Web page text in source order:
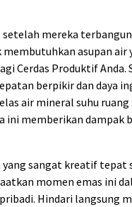
mereka
asupan air
Cerdas Produktif Anda.
berpikir dan daya
air mineral suhu
ini memberikan dampak
sangat kreatif tepat
momen emas ini
Hindari langsung